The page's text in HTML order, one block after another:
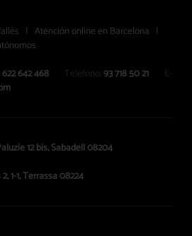
| Atención online en Barcelona |
622 642 468 Teléfono: 93 718 50 21
E-
12 bis, Sabadell 08204
1-1, Terrassa 08224